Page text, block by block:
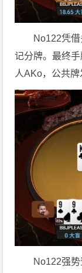
No122凭
记分牌。最终
人AKo，公共牌
No122强